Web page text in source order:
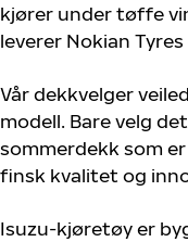
kjører under tøffe
leverer Nokian
Vår dekkvelger
modell. Bare velg
sommerdekk som
finsk kvalitet og
Isuzu-kjøretøy er